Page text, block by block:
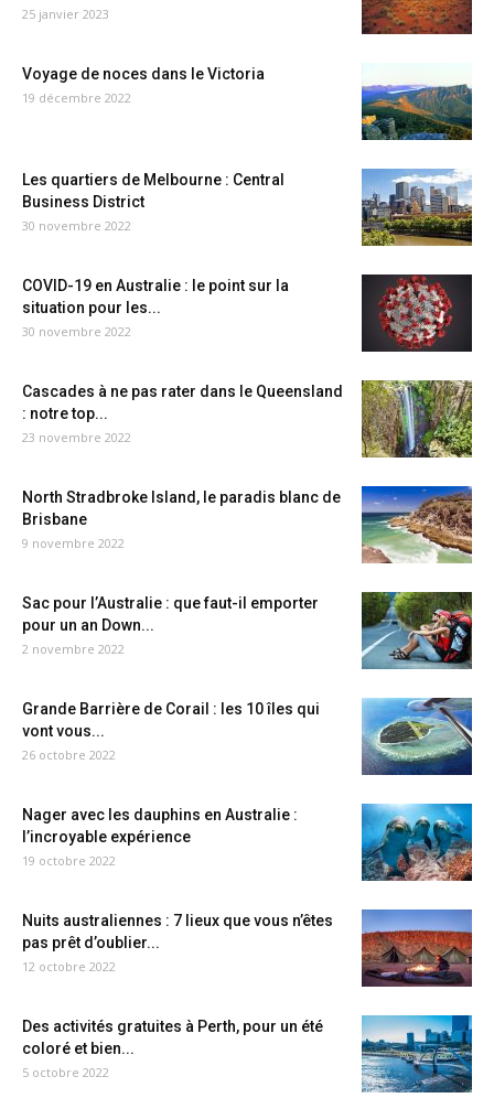
25 janvier 2023
Voyage de noces dans le Victoria
19 décembre 2022
Les quartiers de Melbourne : Central
Business District
30 novembre 2022
COVID-19 en Australie : le point sur la
situation pour les...
30 novembre 2022
Cascades à ne pas rater dans le Queensland
: notre top...
23 novembre 2022
North Stradbroke Island, le paradis blanc de
Brisbane
9 novembre 2022
Sac pour l’Australie : que faut-il emporter
pour un an Down...
2 novembre 2022
Grande Barrière de Corail : les 10 îles qui
vont vous...
26 octobre 2022
Nager avec les dauphins en Australie :
l’incroyable expérience
19 octobre 2022
Nuits australiennes : 7 lieux que vous n’êtes
pas prêt d’oublier...
12 octobre 2022
Des activités gratuites à Perth, pour un été
coloré et bien...
5 octobre 2022